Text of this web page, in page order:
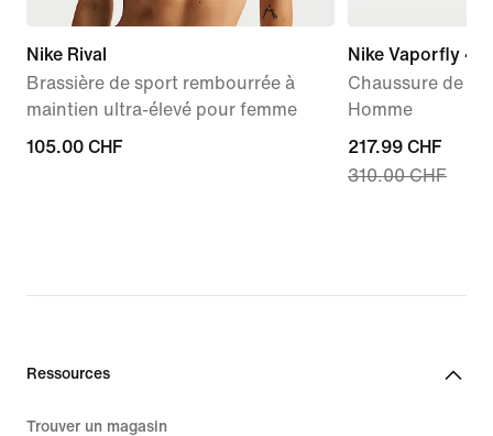
Nike Rival
Brassière de sport rembourrée à
maintien ultra-élevé pour femme
105.00 CHF
105.00 CHF
Nike Vaporfly 4
Chaussure de
Homme
current
price
310.00 CHF
217.99 CHF
310.00 CHF
Ressources
Trouver un magasin